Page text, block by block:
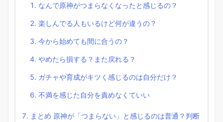
なんで原神がつまらなくなったと感じるの？
楽しんでる人もいるけど何が違うの？
今から始めても間に合うの？
やめたら損する？また戻れる？
ガチャや育成がキツく感じるのは自分だけ？
不満を感じた自分を責めなくていい
まとめ 原神が「つまらない」と感じるのは普通？判断